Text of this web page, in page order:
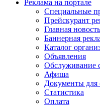
Реклама на портале
Специальные
Прейскурант
Главная новость
Баннерная
Каталог
Объявления
Обслуживание
Афиша
Документы для
Статистика
Оплата